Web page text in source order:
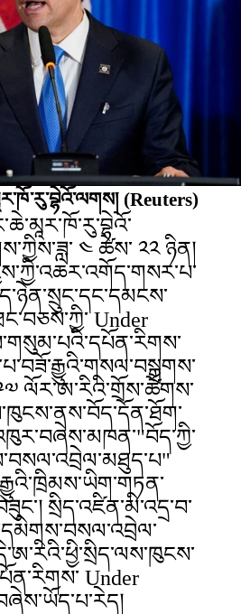
(Reuters)
༤ ཚེས་ ༢༢ ཉིན།
Under
ལོར་ཨ་རིའི་གྲོས་ཚོགས་
སྲིད་འཛིན་མི་འདྲ་བ་
Under